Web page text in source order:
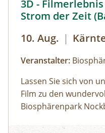
3D -
Strom der Zeit
10. Aug. |
Veranstalter:
Lassen Sie sich von
Film zu den
Biosphärenpark